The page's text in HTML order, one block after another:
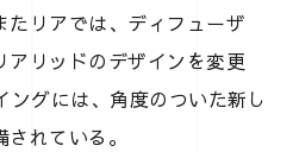
リアでは、ディフューザ
アリッドのデザインを変更
ングには、角度のついた新し
れている。